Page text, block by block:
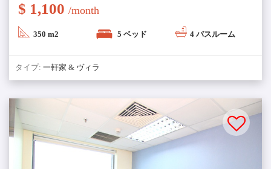
$ 1,100 /month
350 m2 5 ベッド 4 バスルーム
タイプ: 一軒家 & ヴィラ